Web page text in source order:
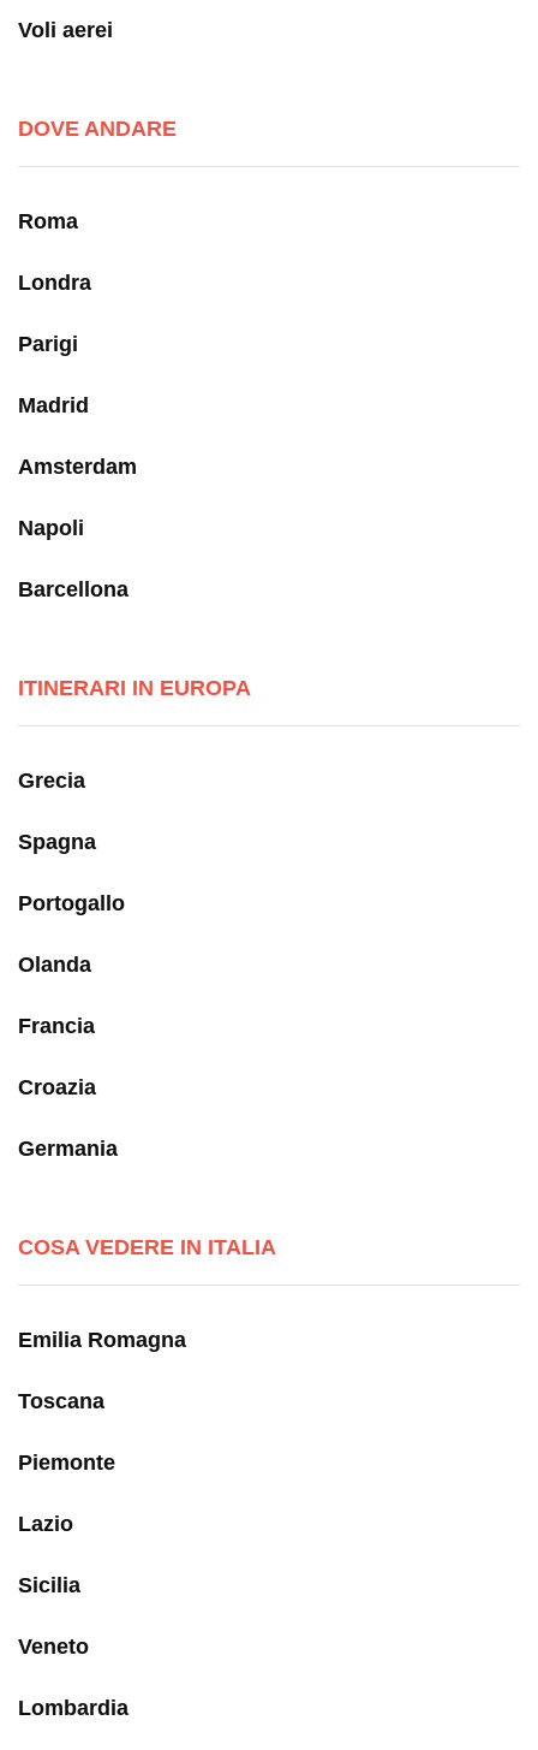
Voli aerei
DOVE ANDARE
Roma
Londra
Parigi
Madrid
Amsterdam
Napoli
Barcellona
ITINERARI IN EUROPA
Grecia
Spagna
Portogallo
Olanda
Francia
Croazia
Germania
COSA VEDERE IN ITALIA
Emilia Romagna
Toscana
Piemonte
Lazio
Sicilia
Veneto
Lombardia